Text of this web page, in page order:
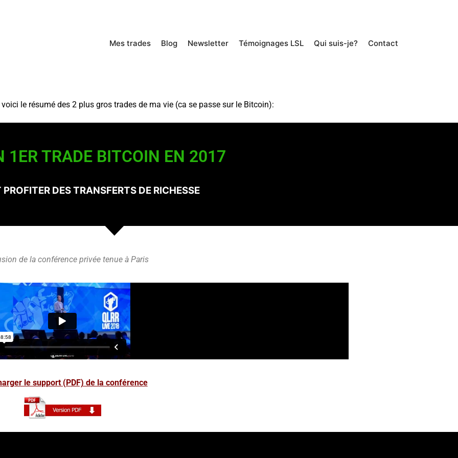
Mes trades Blog Newsletter Témoignages LSL Qui suis-je? Contact
le résumé des 2 plus gros trades de ma vie (ca se passe sur le Bitcoin):
1ER TRADE BITCOIN EN 2017
DES TRANSFERTS DE RICHESSE
de la conférence privée tenue à Paris
le support (PDF) de la conférence